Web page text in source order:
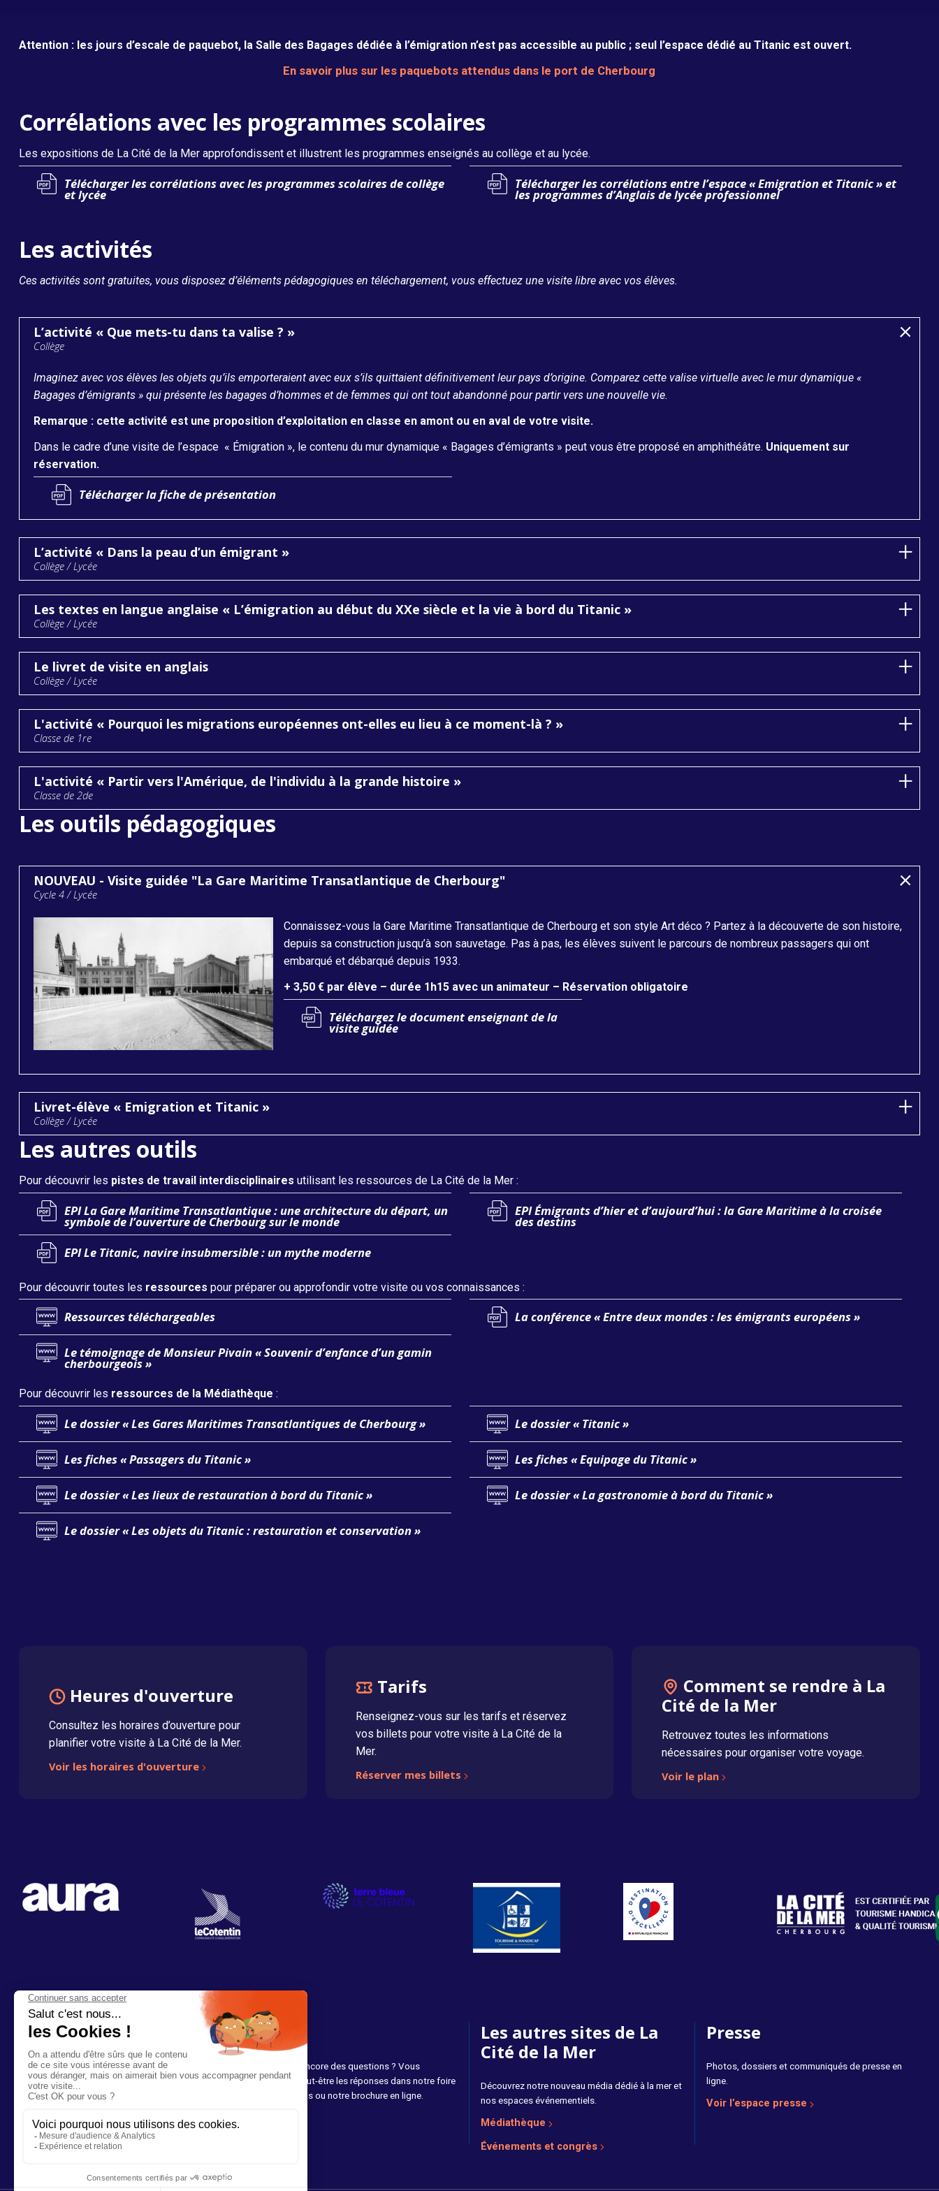
Titanic, retour à Cherbourg
La Grande Galerie des Engins et des
Hommes
Attention : les jours d’escale de paquebot, la Salle des Bagages dédiée à l’émigration n’est pas accessible au public ; seul l’espace dédié au Titanic est ouvert.
En savoir plus sur les paquebots attendus dans le port de Cherbourg
Corrélations avec les programmes scolaires
Les expositions de La Cité de la Mer approfondissent et illustrent les programmes enseignés au collège et au lycée.
Télécharger les corrélations avec les programmes scolaires de collège
et lycée
Télécharger les corrélations entre l’espace « Emigration et Titanic » et
les programmes d’Anglais de lycée professionnel
Les activités
Ces activités sont gratuites, vous disposez d’éléments pédagogiques en téléchargement, vous effectuez une visite libre avec vos élèves.
L’activité « Que mets-tu dans ta valise ? »
Collège
Imaginez avec vos élèves les objets qu’ils emporteraient avec eux s’ils quittaient définitivement leur pays d’origine. Comparez cette valise virtuelle avec le mur dynamique «
Bagages d’émigrants » qui présente les bagages d’hommes et de femmes qui ont tout abandonné pour partir vers une nouvelle vie.
Remarque : cette activité est une proposition d’exploitation en classe en amont ou en aval de votre visite.
Dans le cadre d’une visite de l’espace « Émigration », le contenu du mur dynamique « Bagages d’émigrants » peut vous être proposé en amphithéâtre. Uniquement sur
réservation.
Télécharger la fiche de présentation
L’activité « Dans la peau d’un émigrant »
Collège / Lycée
Les textes en langue anglaise « L’émigration au début du XXe siècle et la vie à bord du Titanic »
Collège / Lycée
Le livret de visite en anglais
Collège / Lycée
L'activité « Pourquoi les migrations européennes ont-elles eu lieu à ce moment-là ? »
Classe de 1re
L'activité « Partir vers l'Amérique, de l'individu à la grande histoire »
Classe de 2de
Les outils pédagogiques
NOUVEAU - Visite guidée "La Gare Maritime Transatlantique de Cherbourg"
Cycle 4 / Lycée
Connaissez-vous la Gare Maritime Transatlantique de Cherbourg et son style Art déco ? Partez à la découverte de son histoire,
depuis sa construction jusqu’à son sauvetage. Pas à pas, les élèves suivent le parcours de nombreux passagers qui ont
embarqué et débarqué depuis 1933.
+ 3,50 € par élève – durée 1h15 avec un animateur – Réservation obligatoire
Téléchargez le document enseignant de la
visite guidée
Livret-élève « Emigration et Titanic »
Collège / Lycée
Les autres outils
Pour découvrir les pistes de travail interdisciplinaires utilisant les ressources de La Cité de la Mer :
EPI La Gare Maritime Transatlantique : une architecture du départ, un
symbole de l’ouverture de Cherbourg sur le monde
EPI Émigrants d’hier et d’aujourd’hui : la Gare Maritime à la croisée
des destins
EPI Le Titanic, navire insubmersible : un mythe moderne
Pour découvrir toutes les ressources pour préparer ou approfondir votre visite ou vos connaissances :
Ressources téléchargeables La conférence « Entre deux mondes : les émigrants européens »
Le témoignage de Monsieur Pivain « Souvenir d’enfance d’un gamin
cherbourgeois »
Pour découvrir les ressources de la Médiathèque :
Le dossier « Les Gares Maritimes Transatlantiques de Cherbourg » Le dossier « Titanic »
Les fiches « Passagers du Titanic » Les fiches « Equipage du Titanic »
Le dossier « Les lieux de restauration à bord du Titanic » Le dossier « La gastronomie à bord du Titanic »
Le dossier « Les objets du Titanic : restauration et conservation »
Heures d'ouverture
Consultez les horaires d’ouverture pour
planifier votre visite à La Cité de la Mer.
Voir les horaires d'ouverture
Tarifs
Renseignez-vous sur les tarifs et réservez
vos billets pour votre visite à La Cité de la
Mer.
Réserver mes billets
Comment se rendre à La
Cité de la Mer
Retrouvez toutes les informations
nécessaires pour organiser votre voyage.
Voir le plan
Infos & renseignements
Gare Maritime Transatlantique
50100 Cherbourg-En-Cotentin
Contactez-nous
Aides
Vous avez encore des questions ? Vous
trouverez peut-être les réponses dans notre foire
aux questions ou notre brochure en ligne.
Les autres sites de La
Cité de la Mer
Découvrez notre nouveau média dédié à la mer et
nos espaces événementiels.
Médiathèque
Événements et congrès
Presse
Photos, dossiers et communiqués de presse en
ligne.
Voir l’espace presse